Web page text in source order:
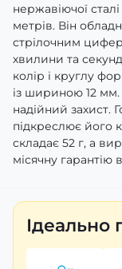
нержавіючої
метрів. Він
стрілочним
хвилини та
колір і круглу
із шириною 12 мм.
надійний захист.
підкреслює його
складає 52 г, а
місячну гарантію
Ідеально